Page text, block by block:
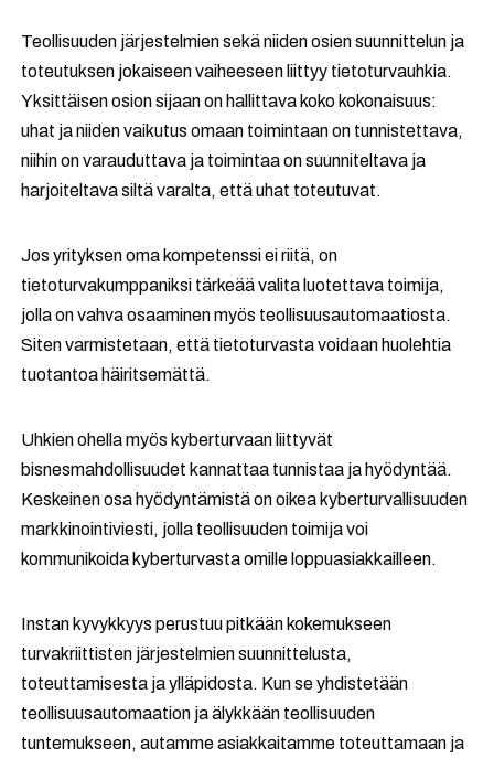
Teollisuuden järjestelmien sekä niiden osien suunnittelun ja
toteutuksen jokaiseen vaiheeseen liittyy tietoturvauhkia.
Yksittäisen osion sijaan on hallittava koko kokonaisuus:
uhat ja niiden vaikutus omaan toimintaan on tunnistettava,
niihin on varauduttava ja toimintaa on suunniteltava ja
harjoiteltava siltä varalta, että uhat toteutuvat.
Jos yrityksen oma kompetenssi ei riitä, on
tietoturvakumppaniksi tärkeää valita luotettava toimija,
jolla on vahva osaaminen myös teollisuusautomaatiosta.
Siten varmistetaan, että tietoturvasta voidaan huolehtia
tuotantoa häiritsemättä.
Uhkien ohella myös kyberturvaan liittyvät
bisnesmahdollisuudet kannattaa tunnistaa ja hyödyntää.
Keskeinen osa hyödyntämistä on oikea kyberturvallisuuden
markkinointiviesti, jolla teollisuuden toimija voi
kommunikoida kyberturvasta omille loppuasiakkailleen.
Instan kyvykkyys perustuu pitkään kokemukseen
turvakriittisten järjestelmien suunnittelusta,
toteuttamisesta ja ylläpidosta. Kun se yhdistetään
teollisuusautomaation ja älykkään teollisuuden
tuntemukseen, autamme asiakkaitamme toteuttamaan ja